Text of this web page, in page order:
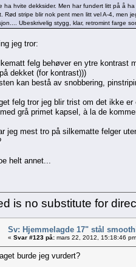
ha hvite dekksider. Men har fundert litt på å
Rød stripe blir nok pent men litt vel A-4, men
Ubeskrivelig stygg, klar, retromint farge
jeg tror:
felg behøver en ytre kontrast
dekket (for kontrast)))
kan bestå av snobbering,
felg tror jeg blir trist om det ikke
grå primet kapsel, à la de
jeg mest tro på silkematte felger
helt annet...
is no substitute for
Sv: Hjemmelagde 17" stål
« Svar #123 på: mars 22, 2012, 15:18:46
burde jeg vurdert?